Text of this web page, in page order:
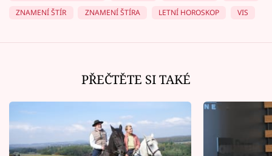
ZNAMENÍ ŠTÍR
ZNAMENÍ ŠTÍRA LETNÍ HOROSKOP VIS
PŘEČTĚTE SI TAKÉ